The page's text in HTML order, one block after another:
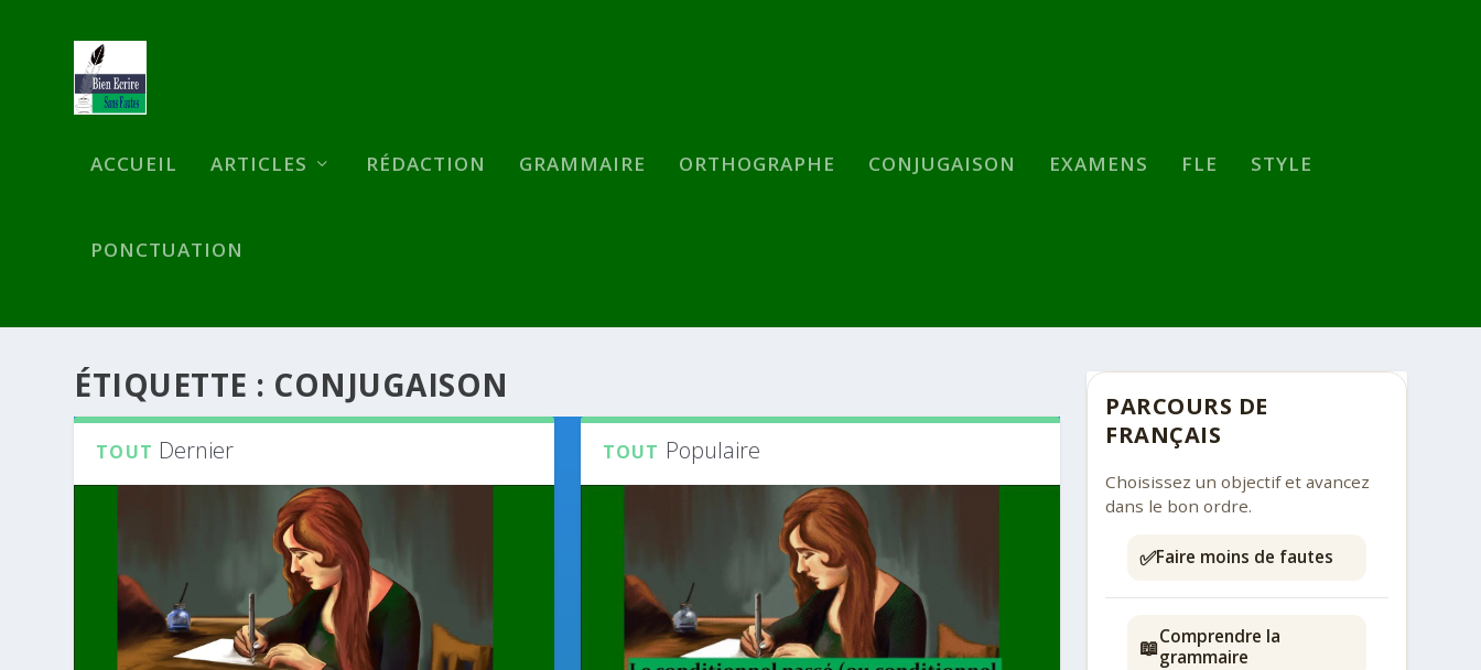
ACCUEIL ARTICLES RÉDACTION GRAMMAIRE ORTHOGRAPHE CONJUGAISON EXAMENS FLE STYLE
PONCTUATION
ÉTIQUETTE : CONJUGAISON
TOUT Dernier TOUT Populaire
PARCOURS DE
FRANÇAIS
Choisissez un objectif et avancez
dans le bon ordre.
✅Faire moins de fautes
📖Comprendre la
grammaire